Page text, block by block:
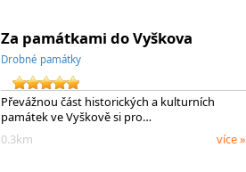
Za památkami do Vyškova
Drobné památky
Převážnou část historických a kulturních
památek ve Vyškově si pro…
0.3km
více »